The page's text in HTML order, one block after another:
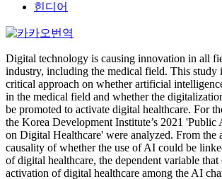
힌디어
Digital technology is causing innovation in all
industry, including the medical field. This study
critical approach on whether artificial
in the medical field and whether the
be promoted to activate digital healthcare. For
the Korea Development Institute’s 2021 'Public
on Digital Healthcare' were analyzed. From the
causality of whether the use of AI could be
of digital healthcare, the dependent variable that
activation of digital healthcare among the AI